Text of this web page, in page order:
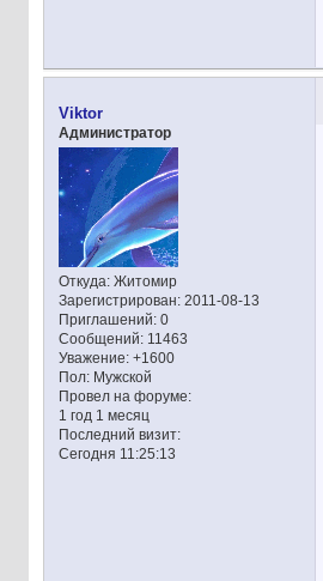
Viktor
Администратор
Откуда:Житомир
Зарегистрирован: 2011-08-13
Приглашений:0
Сообщений:11463
Уважение: +1600
Пол:Мужской
Провел на форуме:
1 год 1 месяц
Последний визит:
Сегодня 11:25:13